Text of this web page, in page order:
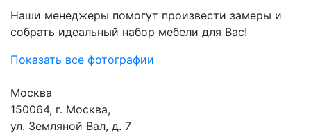
Наши менеджеры помогут произвести замеры и
собрать идеальный набор мебели для Вас!
Показать все фотографии
Москва
150064, г. Москва,
ул. Земляной Вал, д. 7